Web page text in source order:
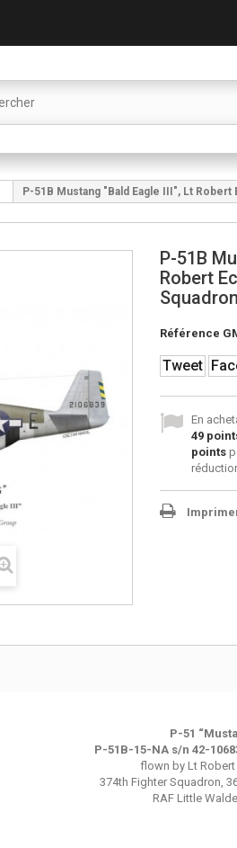
P-51B Mustang "Bald Eagle III", Lt
P-51B
Robert
Référence
Tweet
En
49
points
P-51 “
P-51B-15-NA s/n 42-
flown by Lt Robert
374th Fighter Squadron,
RAF Little